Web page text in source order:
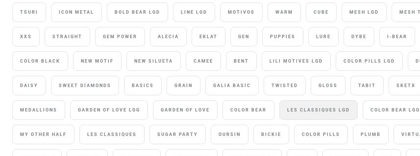
TSURI ICON METAL BOLD BEAR LGD LINE LGD MOTIVOS WARM CUBE MESH LGD MESH
XXS STRAIGHT GEM POWER ALECIA EKLAT GEN PUPPIES LURE DYBE I-BEAR
COLOR BLACK NEW MOTIF NEW SILUETA CAMEE BENT LILI MOTIVES LGD COLOR PILLS LGD
DAISY SWEET DIAMONDS BASICS GRAIN GALIA BASIC TWISTED GLOSS TABIT SKETX
MEDALLIONS GARDEN OF LOVE LGG GARDEN OF LOVE COLOR BEAR LES CLASSIQUES LGD COLOR BEAR LGG
MY OTHER HALF LES CLASSIQUES SUGAR PARTY OURSIN BICKIE COLOR PILLS PLUMB